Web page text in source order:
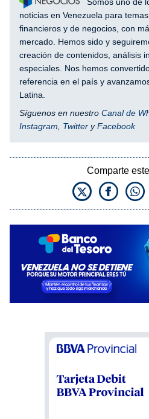
noticias en Venezuela para
financieros y de negocios, con
mercado. Hemos sido y
creación de contenidos, análisis
especiales. Nos hemos
referencia en el país y
Latina.
Síguenos en nuestro Canal de
Instagram
Twitter yFacebook
Comparte